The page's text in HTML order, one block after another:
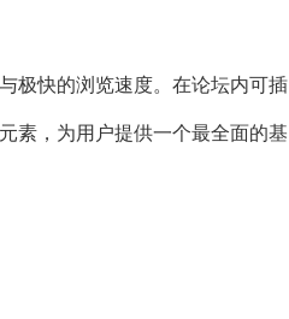
快的浏览速度。在论坛内可插
素，为用户提供一个最全面的基